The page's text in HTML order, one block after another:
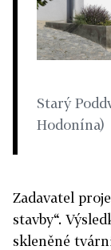
Starý
Hodonína)
Zadavatel
stavby“.
skleněné